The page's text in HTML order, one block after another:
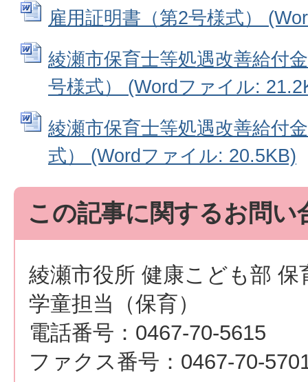
雇用証明書（第2号様式）
綾瀬市保育士等処遇改善給付
号様式） (Wordファイル:
綾瀬市保育士等処遇改善給付
式） (Wordファイル: 20.5KB)
この記事に関するお問い
綾瀬市役所 健康こども部 保
学童担当（保育）
電話番号：0467-70-5615
ファクス番号：0467-70-